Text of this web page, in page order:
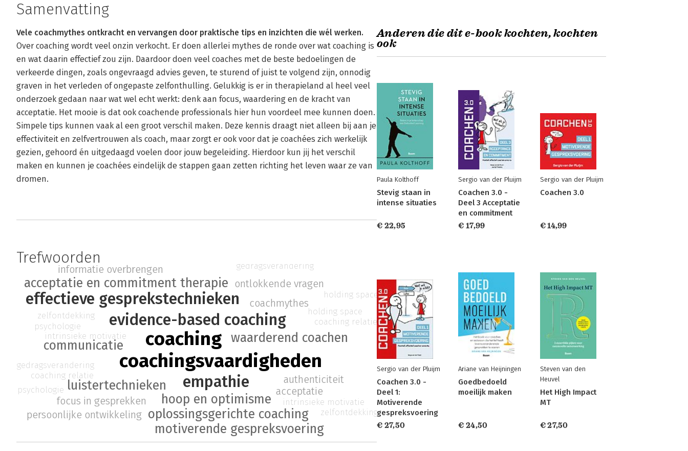
Samenvatting
Vele coachmythes ontkracht en vervangen door praktische tips en inzichten die wél werken.
Over coaching wordt veel onzin verkocht. Er doen allerlei mythes de ronde over wat coaching is
en wat daarin effectief zou zijn. Daardoor doen veel coaches met de beste bedoelingen de
verkeerde dingen, zoals ongevraagd advies geven, te sturend of juist te volgend zijn, onnodig
graven in het verleden of ongepaste zelfonthulling. Gelukkig is er in therapieland al heel veel
onderzoek gedaan naar wat wel echt werkt: denk aan focus, waardering en de kracht van
acceptatie. Het mooie is dat ook coachende professionals hier hun voordeel mee kunnen doen.
Simpele tips kunnen vaak al een groot verschil maken. Deze kennis draagt niet alleen bij aan je
effectiviteit en zelfvertrouwen als coach, maar zorgt er ook voor dat je coachées zich werkelijk
gezien, gehoord én uitgedaagd voelen door jouw begeleiding. Hierdoor kun jij het verschil
maken en kunnen je coachées eindelijk de stappen gaan zetten richting het leven waar ze van
dromen.
Trefwoorden
coaching
coachingsvaardigheden
evidence-based coaching
empathie
effectieve gesprekstechnieken
waarderend coachen
hoop en optimisme
oplossingsgerichte coaching
luistertechnieken
acceptatie en commitment therapie
communicatie
motiverende gespreksvoering
coachmythes
authenticiteit
focus in gesprekken
persoonlijke ontwikkeling
ontlokkende vragen
acceptatie
informatie overbrengen
intrinsieke motivatie
coaching relatie
gedragsverandering
psychologie
zelfontdekking holding space
intrinsieke motivatie
coaching relatie
gedragsverandering
psychologie
zelfontdekking
holding space
Anderen die dit e-book kochten, kochten
ook
Paula Kolthoff
Stevig staan in
intense situaties
€ 22,95
Sergio van der Pluijm
Coachen 3.0 -
Deel 3 Acceptatie
en commitment
€ 17,99
Sergio van der Pluijm
Coachen 3.0
€ 14,99
Sergio van der Pluijm
Coachen 3.0 -
Deel 1:
Motiverende
gespreksvoering
€ 27,50
Ariane van Heijningen
Goedbedoeld
moeilijk maken
€ 24,50
Steven van den
Heuvel
Het High Impact
MT
€ 27,50